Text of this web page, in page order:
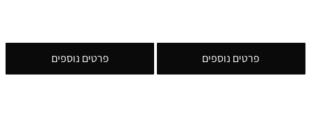
פרטים נוספים פרטים נוספים